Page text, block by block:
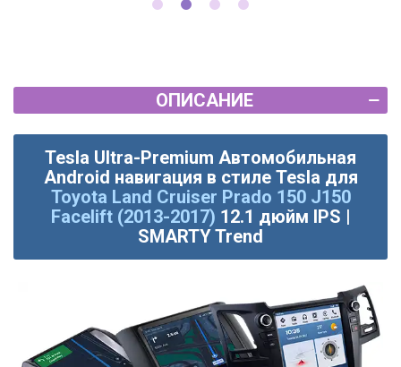
ОПИСАНИЕ
Tesla Ultra-Premium Автомобильная
Android навигация в стиле Tesla для
Toyota Land Cruiser Prado 150 J150
Facelift (2013-2017) 12.1 дюйм IPS |
SMARTY Trend